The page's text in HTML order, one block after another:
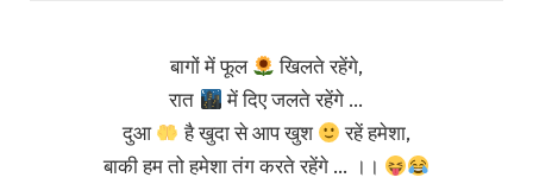
बागों में फूल
खिलते रहेंगे,
रात
में दिए जलते रहेंगे …
दुआ
है खुदा से आप खुश
रहें हमेशा,
बाकी हम तो हमेशा तंग करते रहेंगे … ।।